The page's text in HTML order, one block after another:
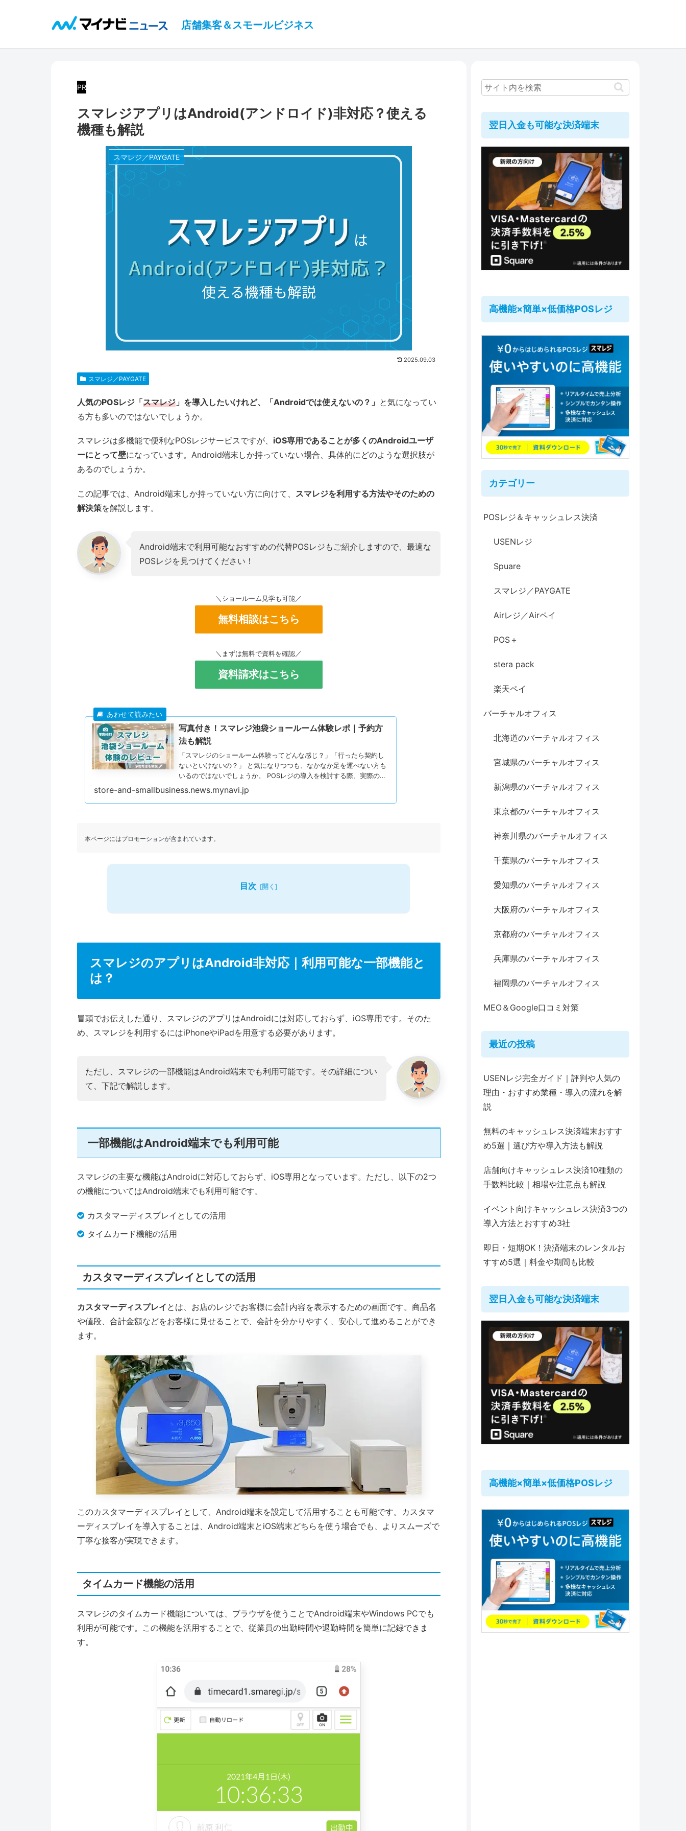
店舗集客＆スモールビジネス
PR
スマレジアプリはAndroid(アンドロイド)非対応？使える
機種も解説
スマレジ／PAYGATE
2025.09.03
スマレジ／PAYGATE
人気のPOSレジ「スマレジ 」を導入したいけれど、「Androidでは使えないの？」 と気になってい
る方も多いのではないでしょうか。
スマレジは多機能で便利なPOSレジサービスですが、 iOS専用であることが多くのAndroidユーザ
ーにとって壁になっています。Android端末しか持っていない場合、具体的にどのような選択肢が
あるのでしょうか。
この記事では、Android端末しか持っていない方に向けて、 スマレジを利用する方法やそのための
解決策を解説します。
Android端末で利用可能なおすすめの代替POSレジもご紹介しますので、最適な
POSレジを見つけてください！
＼ショールーム見学も可能／
無料相談はこちら
＼まずは無料で資料を確認／
資料請求はこちら
写真付き！スマレジ池袋ショールーム体験レポ｜予約方
法も解説
「スマレジのショールーム体験ってどんな感じ？」「行ったら契約し
ないといけないの？」 と気になりつつも、なかなか足を運べない方も
いるのではないでしょうか。 POSレジの導入を検討する際、実際の操
作感や機能を試せる機会があると安心ですよね。そこで今回は、2025
年2月に新しくオープンしたスマレジ池袋ショールームに行ってきまし
きました。 この記事では、スマレジ池袋ショールームの雰囲気や体験
store-and-smallbusiness.news.mynavi.jp
本ページにはプロモーションが含まれています。
目次
スマレジのアプリはAndroid非対応｜利用可能な一部機能と
は？
冒頭でお伝えした通り、スマレジのアプリはAndroidには対応しておらず、iOS専用です。そのた
め、スマレジを利用するにはiPhoneやiPadを用意する必要があります。
ただし、スマレジの一部機能はAndroid端末でも利用可能です。その詳細につい
て、下記で解説します。
一部機能はAndroid端末でも利用可能
スマレジの主要な機能はAndroidに対応しておらず、iOS専用となっています。ただし、以下の2つ
の機能についてはAndroid端末でも利用可能です。
カスタマーディスプレイとしての活用
タイムカード機能の活用
カスタマーディスプレイとしての活用
カスタマーディスプレイ とは、お店のレジでお客様に会計内容を表示するための画面です。商品名
や値段、合計金額などをお客様に見せることで、会計を分かりやすく、安心して進めることができ
ます。
このカスタマーディスプレイとして、Android端末を設定して活用することも可能です。カスタマ
ーディスプレイを導入することは、Android端末とiOS端末どちらを使う場合でも、よりスムーズで
丁寧な接客が実現できます。
タイムカード機能の活用
スマレジのタイムカード機能については、ブラウザを使うことでAndroid端末やWindows PCでも
利用が可能です。この機能を活用することで、従業員の出勤時間や退勤時間を簡単に記録できま
す。
翌日入金も可能な決済端末
高機能×簡単×低価格POSレジ
カテゴリー
POSレジ＆キャッシュレス決済
USENレジ
Spuare
スマレジ／PAYGATE
Airレジ／Airペイ
POS＋
stera pack
楽天ペイ
バーチャルオフィス
北海道のバーチャルオフィス
宮城県のバーチャルオフィス
新潟県のバーチャルオフィス
東京都のバーチャルオフィス
神奈川県のバーチャルオフィス
千葉県のバーチャルオフィス
愛知県のバーチャルオフィス
大阪府のバーチャルオフィス
京都府のバーチャルオフィス
兵庫県のバーチャルオフィス
福岡県のバーチャルオフィス
MEO＆Google口コミ対策
最近の投稿
USENレジ完全ガイド｜評判や人気の
理由・おすすめ業種・導入の流れを解
説
無料のキャッシュレス決済端末おすす
め5選｜選び方や導入方法も解説
店舗向けキャッシュレス決済10種類の
手数料比較｜相場や注意点も解説
イベント向けキャッシュレス決済3つの
導入方法とおすすめ3社
即日・短期OK！決済端末のレンタルお
すすめ5選｜料金や期間も比較
翌日入金も可能な決済端末
高機能×簡単×低価格POSレジ